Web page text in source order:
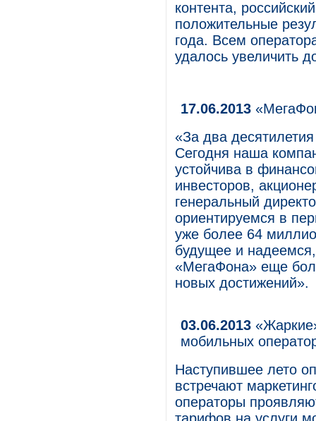
контента,
положительные
года. Всем
удалось увеличить
17.06.2013
«За два
Сегодня наша
устойчива в
инвесторов,
генеральный
ориентируемся в
уже более 64
будущее и
«МегаФона» еще
новых достижений».
03.06.2013
мобильных
Наступившее лето
встречают
операторы